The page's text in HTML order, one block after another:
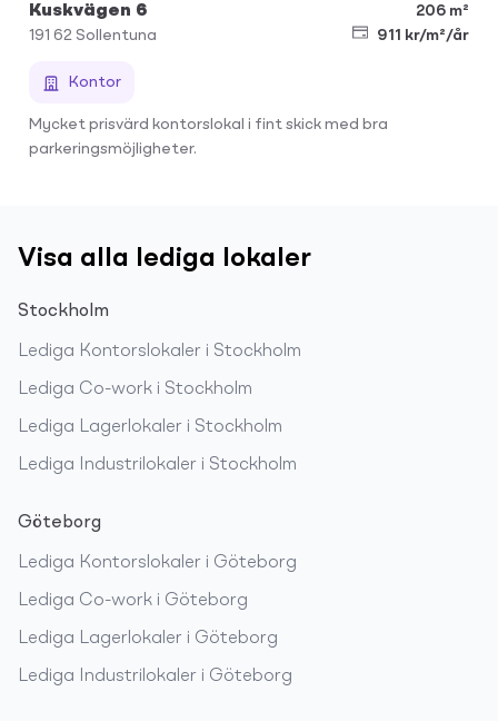
Kuskvägen 6
206 m²
191 62 Sollentuna 911 kr/m²/år
Kontor
Mycket prisvärd kontorslokal i fint skick med bra
parkeringsmöjligheter.
Visa alla lediga lokaler
Stockholm
Lediga Kontorslokaler i Stockholm
Lediga Co-work i Stockholm
Lediga Lagerlokaler i Stockholm
Lediga Industrilokaler i Stockholm
Göteborg
Lediga Kontorslokaler i Göteborg
Lediga Co-work i Göteborg
Lediga Lagerlokaler i Göteborg
Lediga Industrilokaler i Göteborg